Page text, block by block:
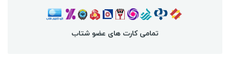
تمامی کارت های عضو شتاب